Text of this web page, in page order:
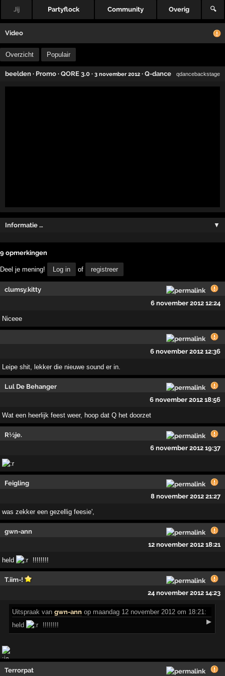
Jij Partyflock Community Overig 🔍
Video
Overzicht Populair
beelden · Promo ·QORE 3.0 ·3 november 2012 ·Q-dance qdancebackstage
Informatie … ▼
9 opmerkingen
Deel je mening! Log in of registreer
clumsy.kitty
6 november 2012 12:24
Niceee
6 november 2012 12:36
Leipe shit, lekker die nieuwe sound er in.
Lul De Behanger
6 november 2012 18:56
Wat een heerlijk feest weer, hoop dat Q het doorzet
R½je.
6 november 2012 19:37
Feigling
8 november 2012 21:27
was zekker een gezellig feesie',
gwn-ann
12 november 2012 18:21
held !!!!!!!!
T.iim-!
24 november 2012 14:23
Uitspraak vangwn-ann op maandag 12 november 2012 om 18:21:
▶
held !!!!!!!!
Terrorpat